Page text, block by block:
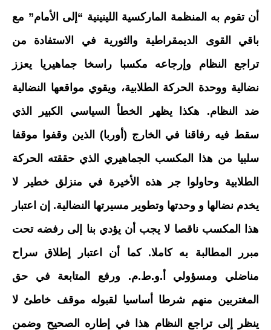
أن تقوم به المنظمة الماركسية اللينينية “إلى الأمام” مع
باقي القوى الديمقراطية والثورية في الاستفادة من
تراجع النظام وإرجاعه مكسبا راسخا جماهيريا يعزز
نضالية ووحدة الحركة الطلابية، ويقوي مواقعها النضالية
ضد النظام. هكذا يظهر الخطأ السياسي الكبير الذي
سقط فيه رفاقنا في الخارج (أوربا) الذين وقفوا موقفا
سلبيا من هذا المكسب الجماهيري الذي حققته الحركة
الطلابية وحاولوا جر هذه الأخيرة في منزلق خطير لا
يخدم نضالها و وحدتها وتطوير مسيرتها النضالية. إن اعتبار
هذا المكسب ناقصا لا يجب أن يؤدي بنا إلى رفضه تحت
مبرر المطالبة به كاملا. كما أن اعتبار إطلاق سراح
مناضلي ومسؤولي أ.و.ط.م. ورفع المتابعة في حق
المغتربين منهم شرطا أساسيا لقبوله موقف خاطئ لا
ينظر إلى تراجع النظام هذا في إطاره الصحيح وضمن